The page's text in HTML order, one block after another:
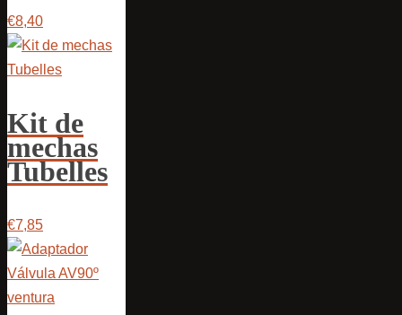
€8,40
Kit de
mechas
Tubelles
€7,85